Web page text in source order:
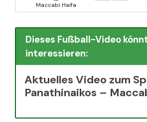
Maccabi Haifa
Dieses Fußball-Video
interessieren:
Aktuelles Video zum
Panathinaikos –